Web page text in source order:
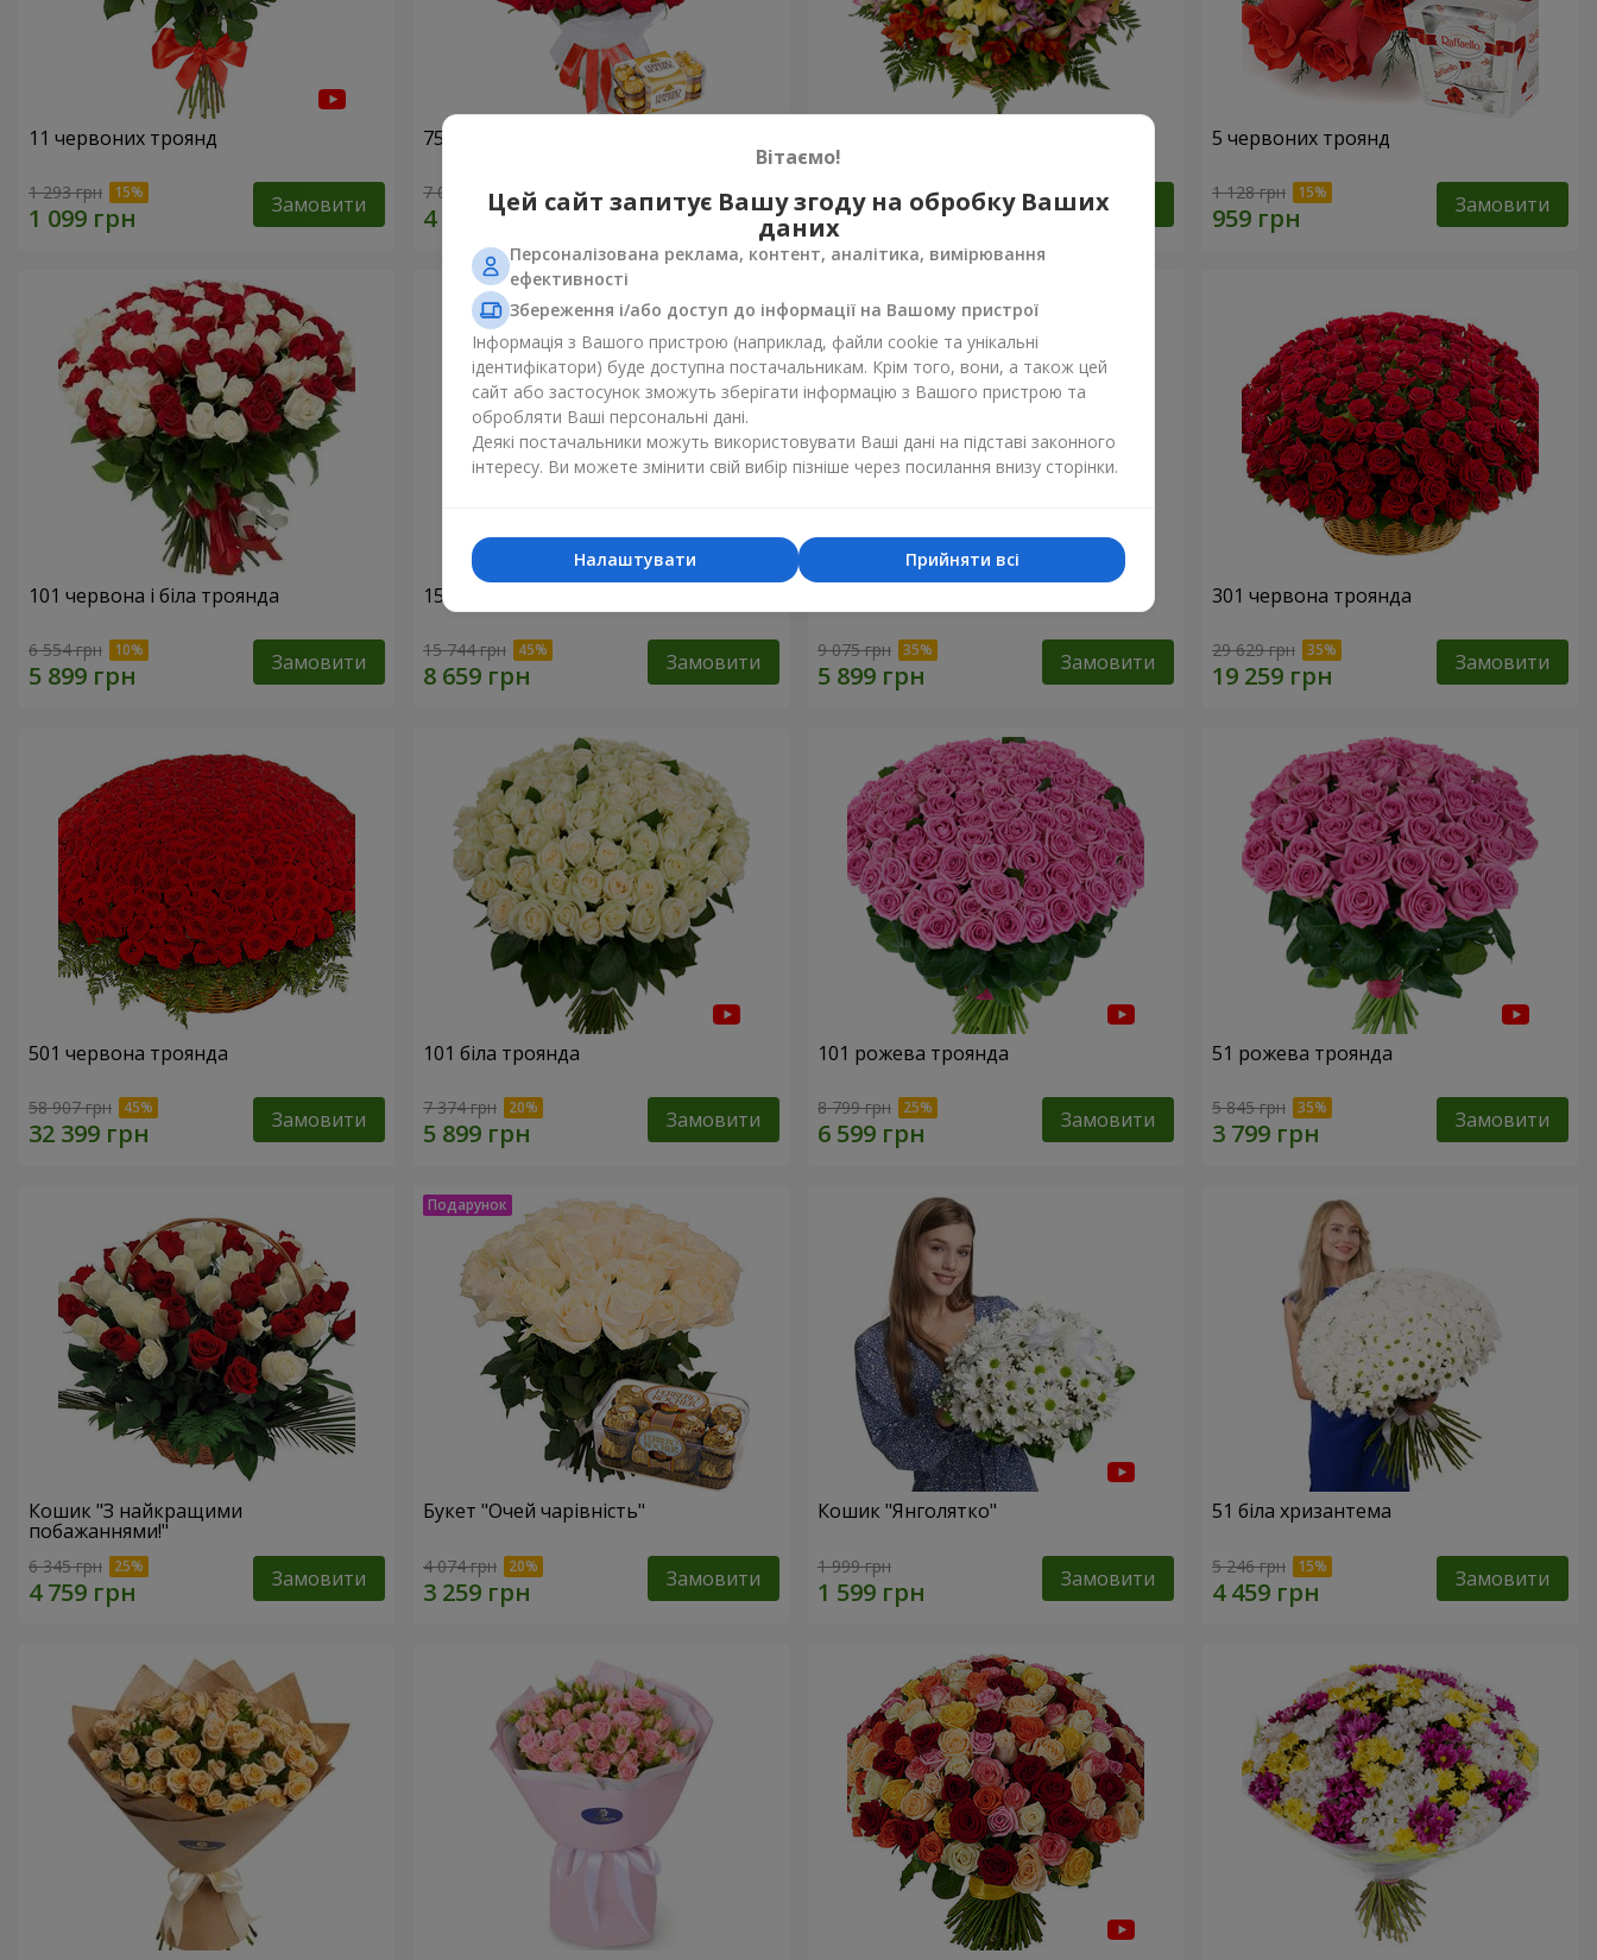
11 червоних троянд
1 293 грн Замовити
75 червоних троянд
7 084 грн Замовити 3 834 грн Замовити
5 червоних троянд
1 128 грн Замовити
101 червона і біла троянда
6 554 грн Замовити
151 червона троянда
15 744 грн Замовити 9 075 грн Замовити
301 червона троянда
29 629 грн Замовити
501 червона троянда
58 907 грн Замовити
101 біла троянда
7 374 грн Замовити
101 рожева троянда
8 799 грн Замовити
51 рожева троянда
5 845 грн Замовити
Кошик "З найкращими
побажаннями!"
6 345 грн Замовити
Букет "Очей чарівність"
4 074 грн Замовити
Кошик "Янголятко"
1 999 грн Замовити
51 біла хризантема
5 246 грн Замовити
Вітаємо!
Цей сайт запитує Вашу згоду на обробку Ваших
даних
Персоналізована реклама, контент, аналітика, вимірювання
ефективності
Збереження і/або доступ до інформації на Вашому пристрої
Інформація з Вашого пристрою (наприклад, файли cookie та унікальні
ідентифікатори) буде доступна постачальникам. Крім того, вони, а також цей
сайт або застосунок зможуть зберігати інформацію з Вашого пристрою та
обробляти Ваші персональні дані.
Деякі постачальники можуть використовувати Ваші дані на підставі законного
інтересу. Ви можете змінити свій вибір пізніше через посилання внизу сторінки.
Прийняти всі
Налаштувати